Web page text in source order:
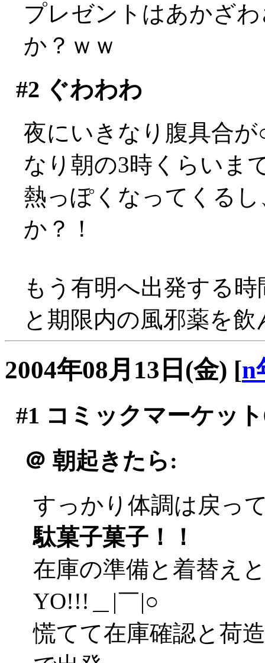
プレゼントはあかざ
か？ｗｗ
#2 ぐわわわ
夜にいきなり腹具合
なり朝の3時くらいま
熱っぽくなってくる
か？！
もう有明へ出発する
と期限内の風邪薬を
2004年08月13日(金) [n
#1 コミックマーケッ
＠ 朝起きたら:
すっかり体調は戻っ
駄菓子菓子！！
在庫の準備と着替え
YO!!!＿|￣|○
慌てて在庫確認と荷